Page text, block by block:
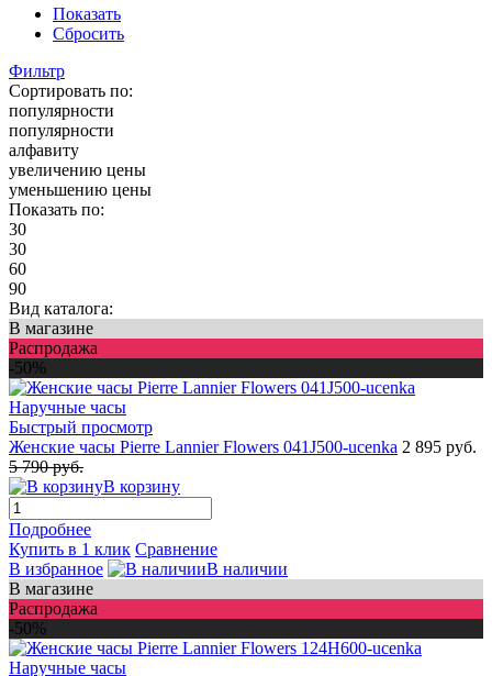
Показать
Сбросить
Фильтр
Сортировать по:
популярности
популярности
алфавиту
увеличению цены
уменьшению цены
Показать по:
30
30
60
90
Вид каталога:
В магазине
Распродажа
-50%
Быстрый просмотр
Женские часы Pierre Lannier Flowers 041J500-ucenka 2 895 руб.
5 790 руб.
В корзину
Подробнее
Купить в 1 клик Сравнение
В избранное
В наличии
В магазине
Распродажа
-50%